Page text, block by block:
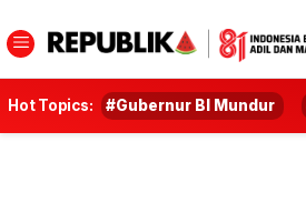
Hot Topics: #Gubernur BI Mundur